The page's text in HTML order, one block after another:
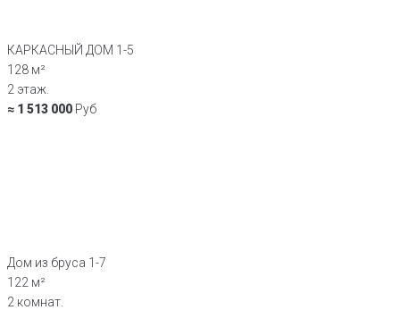
КАРКАСНЫЙ ДОМ 1-5
128 м²
2 этаж.
≈ 1 513 000 Руб
Дом из бруса 1-7
122 м²
2 комнат.